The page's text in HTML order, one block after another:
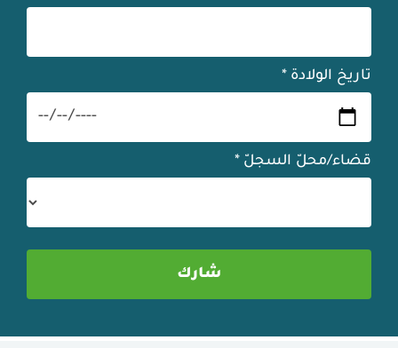
تاريخ الولادة *
قضاء/محلّ السجلّ *